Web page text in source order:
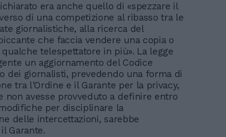
era anche quello di «spezzare il
di una competizione al ribasso tra le
giornalistiche, alla ricerca del
che faccia vendere una copia o
qualche telespettatore in più». La legge
un aggiornamento del Codice
dei giornalisti, prevedendo una forma di
tra l'Ordine e il Garante per la privacy,
non avesse provveduto a definire entro
per disciplinare la
delle intercettazioni, sarebbe
Garante.